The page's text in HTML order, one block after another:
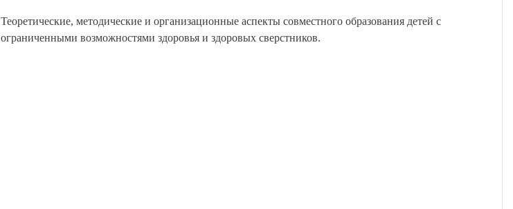
Теоретические, методическиеиорганизационные аспектысовместного образования детей с
ограниченными возможностями здоровья и здоровых сверстников.